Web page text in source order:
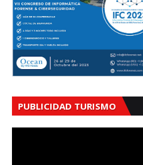
PUBLICIDAD TURISMO